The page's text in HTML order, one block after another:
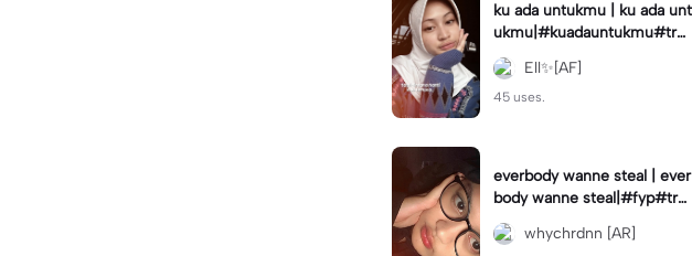
ku ada untukmu | ku ada unt
ukmu|#kuadauntukmu#tre
nd#viral#fyp#foryou
Ell✨[AF]
45 uses.
everbody wanne steal | ever
body wanne steal|#fyp#tre
ndtiktiktok #ekspresikanjan
uari whychrdnn [AR]